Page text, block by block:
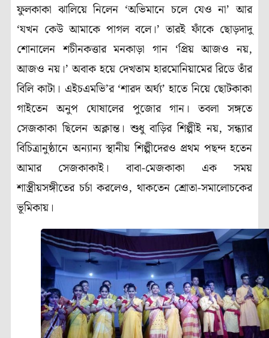
ফুলকাকা ঝালিয়ে নিলেন ‘অভিমানে চলে যেও না’ আর
‘যখন কেউ আমাকে পাগল বলে।’ তারই ফাঁকে ছোড়দাদু
শোনালেন শচীনকত্তার মনকাড়া গান ‘প্রিয় আজও নয়,
আজও নয়।’ অবাক হয়ে দেখতাম হারমোনিয়ামের রিডে তাঁর
বিলি কাটা। এইচএমভি’র ‘শারদ অর্ঘ্য’ হাতে নিয়ে ছোটকাকা
গাইতেন অনুপ ঘোষালের পুজোর গান। তবলা সঙ্গতে
সেজকাকা ছিলেন অক্লান্ত। শুধু বাড়ির শিল্পীই নয়, সন্ধ্যার
বিচিত্রানুষ্ঠানে অন্যান্য স্থানীয় শিল্পীদেরও প্রথম পছন্দ হতেন
আমার সেজকাকাই। বাবা-মেজকাকা এক সময়
শাস্ত্রীয়সঙ্গীতের চর্চা করলেও, থাকতেন শ্রোতা-সমালোচকের
ভূমিকায়।